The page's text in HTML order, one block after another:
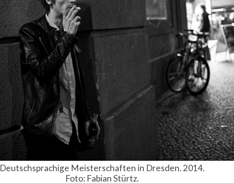
Deutschsprachige Meisterschaften in Dresden. 2014.
Foto: Fabian Stürtz.